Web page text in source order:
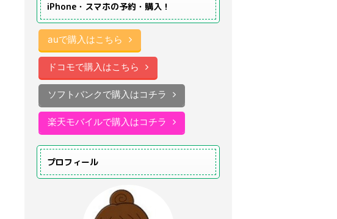
iPhone・スマホの予約・購入！
auで購入はこちら
ドコモで購入はこちら
ソフトバンクで購入はコチラ
楽天モバイルで購入はコチラ
プロフィール